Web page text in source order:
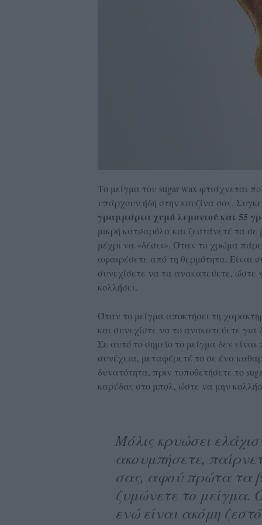
Το μείγμα του sugar wax φτιάχνεται
υπάρχουν ήδη στην κουζίνα σας.
γραμμάρια χυμό λεμονιού και 55
μικρή κατσαρόλα και ζεστάνετέ τα
μέχρι να «δέσει». Όταν το χρώμα
αφαιρέσετε από τη θερμότητα. Είναι
συνεχίσετε να τα ανακατεύετε, ώστε
κολλήσει.
Όταν το μείγμα αποκτήσει τη
και συνεχίστε να το ανακατεύετε για
Σε αυτό το σημείο το μείγμα δεν
συνέχεια, μεταφέρετέ το σε ένα
δυνατότητα, πριν τοποθετήσετε το
καρύδας στο μπολ, ώστε να μην
Μόλις κρυώσει
ακουμπήσετε,
σας, αφού πρώτα τα
ζυμώνετε το μείγμα.
ενώ είναι ακόμη